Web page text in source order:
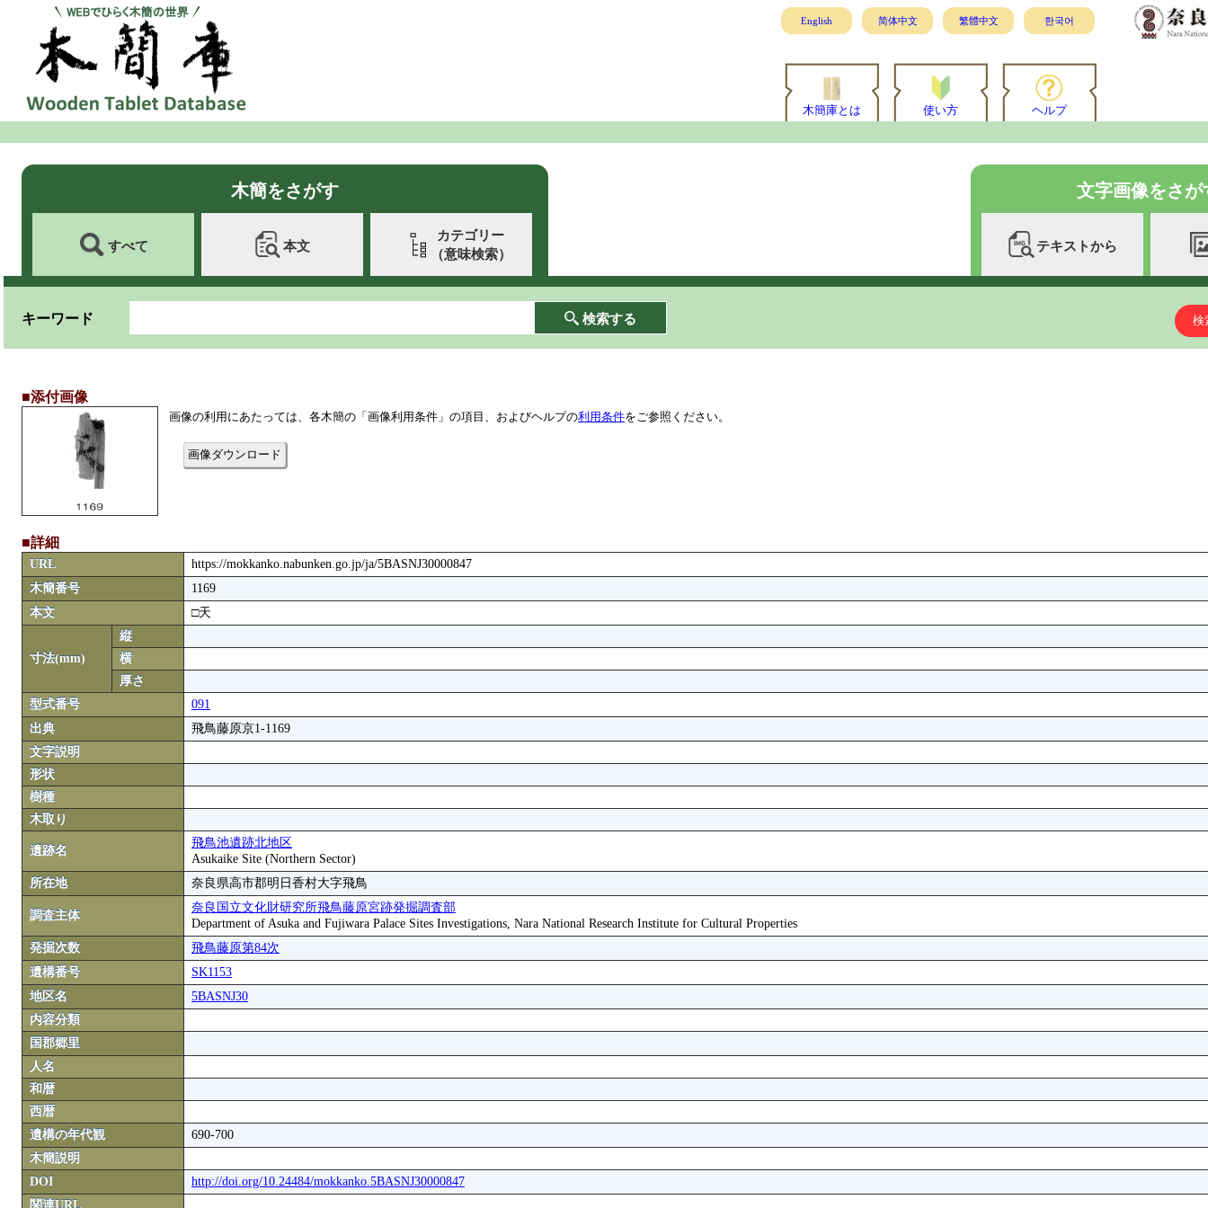
English 简体中文 繁體中文 한국어
木簡庫とは 使い方 ヘルプ
木簡をさがす
すべて 本文
カテゴリー
（意味検索）
文字画像をさが
テキストから
キーワード 検索する 検
■添付画像
画像の利用にあたっては、各木簡の「画像利用条件」の項目、およびヘルプの利用条件をご参照ください。
画像ダウンロード
■詳細
URL
https://mokkanko.nabunken.go.jp/ja/5BASNJ30000847
木簡番号
1169
本文
□天
寸法(mm)
縦
横
厚さ
型式番号
091
出典
飛鳥藤原京1-1169
文字説明
形状
樹種
木取り
遺跡名
飛鳥池遺跡北地区
Asukaike Site (Northern Sector)
所在地
奈良県高市郡明日香村大字飛鳥
調査主体
奈良国立文化財研究所飛鳥藤原宮跡発掘調査部
Department of Asuka and Fujiwara Palace Sites Investigations, Nara National Research Institute for Cultural Properties
発掘次数
飛鳥藤原第84次
遺構番号
SK1153
地区名
5BASNJ30
内容分類
国郡郷里
人名
和暦
西暦
遺構の年代観
690-700
木簡説明
DOI
http://doi.org/10.24484/mokkanko.5BASNJ30000847
関連URL